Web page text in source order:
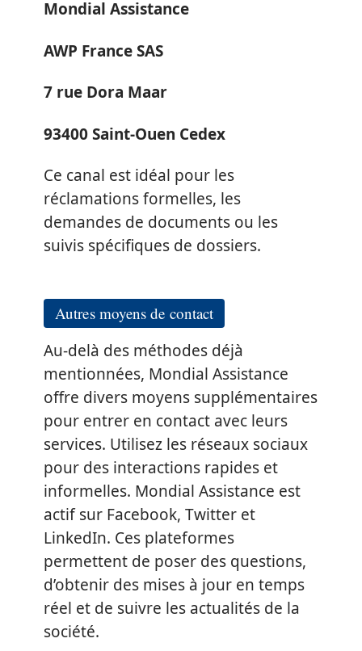
Mondial Assistance
AWP France SAS
7 rue Dora Maar
93400 Saint-Ouen Cedex
Ce canal est idéal pour les
réclamations formelles, les
demandes de documents ou les
suivis spécifiques de dossiers.
Autres moyens de contact
Au-delà des méthodes déjà
mentionnées, Mondial Assistance
offre divers moyens supplémentaires
pour entrer en contact avec leurs
services. Utilisez les réseaux sociaux
pour des interactions rapides et
informelles. Mondial Assistance est
actif sur Facebook, Twitter et
LinkedIn. Ces plateformes
permettent de poser des questions,
d’obtenir des mises à jour en temps
réel et de suivre les actualités de la
société.